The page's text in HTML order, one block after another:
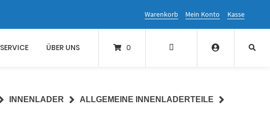
Warenkorb Mein Konto Kasse
SERVICE ÜBER UNS 0
INNENLADER ALLGEMEINE INNENLADERTEILE